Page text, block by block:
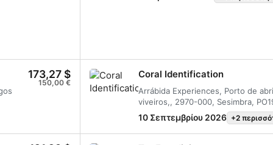
173,27 $
150,00 €
Coral Identification
Arrábida Experiences, Porto de
viveiros,, 2970-000, Sesimbra,
10 Σεπτεμβρίου 2026 +2